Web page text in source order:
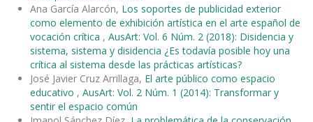
Ana García Alarcón, Los soportes de publicidad exterior
como elemento de exhibición artística en el arte español de
vocación crítica , AusArt: Vol. 6 Núm. 2 (2018): Disidencia y
sistema, sistema y disidencia ¿Es todavía posible hoy una
crítica al sistema desde las prácticas artísticas?
José Javier Cruz Arrillaga, El arte público como espacio
educativo , AusArt: Vol. 2 Núm. 1 (2014): Transformar y
sentir el espacio común